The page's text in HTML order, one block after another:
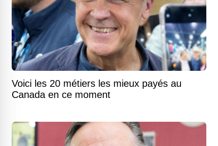
Voici les 20 métiers les mieux payés au
Canada en ce moment